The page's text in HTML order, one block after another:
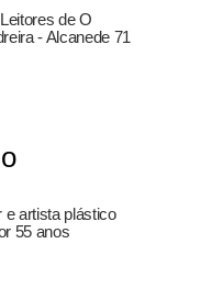
de O
- Alcanede 71
e artista plástico
55 anos